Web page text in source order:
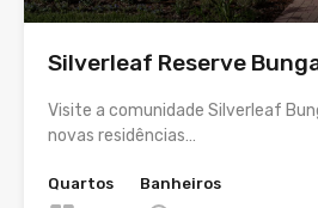
Silverleaf Reserve
Visite a comunidade Silverleaf
novas residências…
Quartos
Banheiros